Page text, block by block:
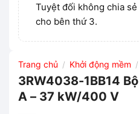
Tuyệt đối không chia
cho bên thứ 3.
Trang chủ / Khởi động mềm /
3RW4038-1BB14
A – 37 kW/400 V